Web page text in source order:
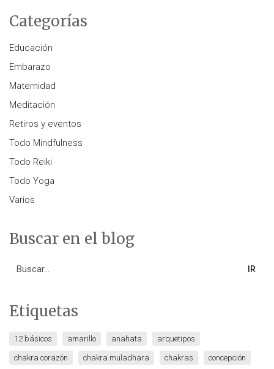
Categorías
Educación
Embarazo
Maternidad
Meditación
Retiros y eventos
Todo Mindfulness
Todo Reiki
Todo Yoga
Varios
Buscar en el blog
for:
Etiquetas
12 básicos amarillo anahata arquetipos
chakra corazón chakra muladhara chakras concepción